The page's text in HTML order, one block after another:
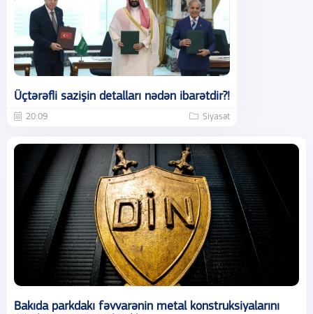
Üçtərəfli sazişin detalları nədən ibarətdir?!
20:09 Siyasət
Bakıda parkdakı fəvvarənin metal konstruksiyalarını